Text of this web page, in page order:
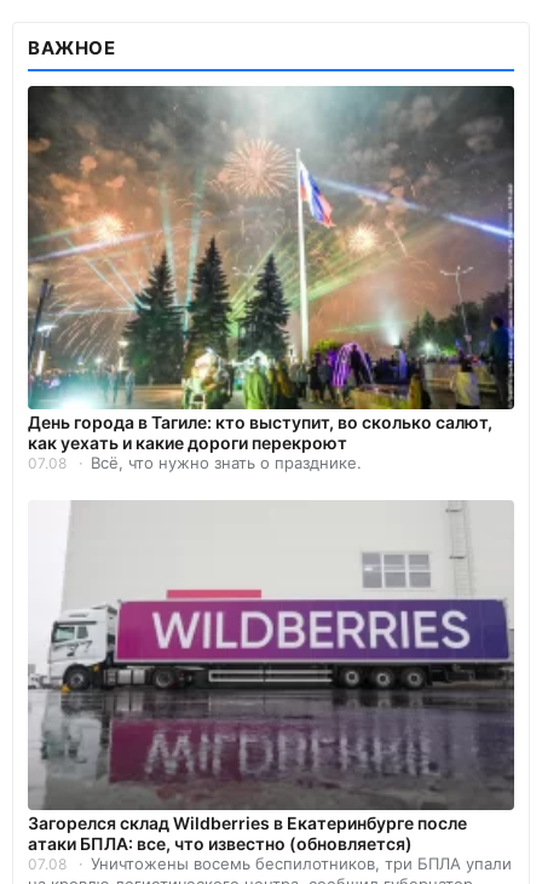
ВАЖНОЕ
День города в Тагиле: кто выступит, во сколько салют,
как уехать и какие дороги перекроют
07.08 Всё, что нужно знать о празднике.
Загорелся склад Wildberries в Екатеринбурге после
атаки БПЛА: все, что известно (обновляется)
07.08
Уничтожены восемь беспилотников, три БПЛА упали